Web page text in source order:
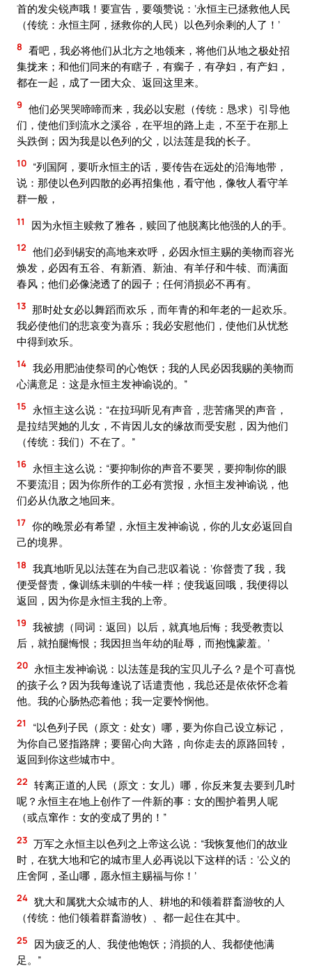
首的发尖锐声哦！要宣告，要颂赞说：‘永恒主已拯救他人民
（传统：永恒主阿，拯救你的人民）以色列余剩的人了！’
8 看吧，我必将他们从北方之地领来，将他们从地之极处招
集拢来；和他们同来的有瞎子，有瘸子，有孕妇，有产妇，
都在一起，成了一团大众、返回这里来。
9 他们必哭哭啼啼而来，我必以安慰（传统：恳求）引导他
们，使他们到流水之溪谷，在平坦的路上走，不至于在那上
头跌倒；因为我是以色列的父，以法莲是我的长子。
10 “列国阿，要听永恒主的话，要传告在远处的沿海地带，
说：那使以色列四散的必再招集他，看守他，像牧人看守羊
群一般，
11 因为永恒主赎救了雅各，赎回了他脱离比他强的人的手。
12 他们必到锡安的高地来欢呼，必因永恒主赐的美物而容光
焕发，必因有五谷、有新酒、新油、有羊仔和牛犊、而满面
春风；他们必像浇透了的园子；任何消损必不再有。
13 那时处女必以舞蹈而欢乐，而年青的和年老的一起欢乐。
我必使他们的悲哀变为喜乐；我必安慰他们，使他们从忧愁
中得到欢乐。
14 我必用肥油使祭司的心饱饫；我的人民必因我赐的美物而
心满意足：这是永恒主发神谕说的。”
15
永恒主这么说：“在拉玛听见有声音，悲苦痛哭的声音，
是拉结哭她的儿女，不肯因儿女的缘故而受安慰，因为他们
（传统：我们）不在了。”
16 永恒主这么说：“要抑制你的声音不要哭，要抑制你的眼
不要流泪；因为你所作的工必有赏报，永恒主发神谕说，他
们必从仇敌之地回来。
17 你的晚景必有希望，永恒主发神谕说，你的儿女必返回自
己的境界。
18 我真地听见以法莲在为自己悲叹着说：‘你督责了我，我
便受督责，像训练未驯的牛犊一样；使我返回哦，我便得以
返回，因为你是永恒主我的上帝。
19 我被掳（同词：返回）以后，就真地后悔；我受教责以
后，就拍腿悔恨；我因担当年幼的耻辱，而抱愧蒙羞。’
20 永恒主发神谕说：以法莲是我的宝贝儿子么？是个可喜悦
的孩子么？因为我每逢说了话遣责他，我总还是依依怀念着
他。我的心肠热恋着他；我一定要怜悯他。
21
“以色列子民（原文：处女）哪，要为你自己设立标记，
为你自己竖指路牌；要留心向大路，向你走去的原路回转，
返回到你这些城市中。
22 转离正道的人民（原文：女儿）哪，你反来复去要到几时
呢？永恒主在地上创作了一件新的事：女的围护着男人呢
（或点窜作：女的变成了男的！”
23 万军之永恒主以色列之上帝这么说：“我恢复他们的故业
时，在犹大地和它的城市里人必再说以下这样的话：‘公义的
庄舍阿，圣山哪，愿永恒主赐福与你！’
24 犹大和属犹大众城市的人、耕地的和领着群畜游牧的人
（传统：他们领着群畜游牧）、都一起住在其中。
25
因为疲乏的人、我使他饱饫；消损的人、我都使他满
足。”